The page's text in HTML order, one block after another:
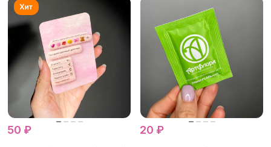
50 ₽ 20 ₽